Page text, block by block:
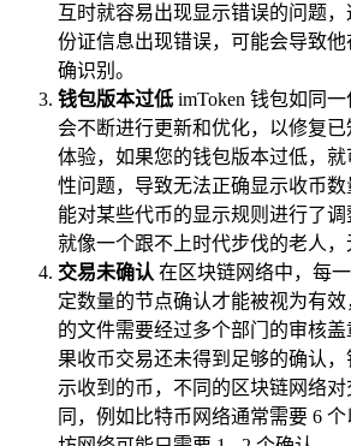
互时就容易出现显示错误的问题
份证信息出现错误，可能会导致
确识别。
钱包版本过低 imToken 钱包如同
会不断进行更新和优化，以修复
体验，如果您的钱包版本过低，
性问题，导致无法正确显示收币
能对某些代币的显示规则进行了
就像一个跟不上时代步伐的老人，
交易未确认 在区块链网络中，每
定数量的节点确认才能被视为有
的文件需要经过多个部门的审核
果收币交易还未得到足够的确认
示收到的币，不同的区块链网络
同，例如比特币网络通常需要 6